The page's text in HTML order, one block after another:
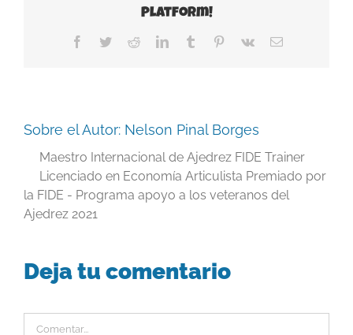
Platform!
Facebook
TwitterRedditLinkedInTumblr Pinterest
Vk
Correo
Sobre el Autor: Nelson Pinal Borges
Maestro Internacional de Ajedrez FIDE Trainer
Licenciado en Economía Articulista Premiado por
la FIDE - Programa apoyo a los veteranos del
Ajedrez 2021
Deja tu comentario